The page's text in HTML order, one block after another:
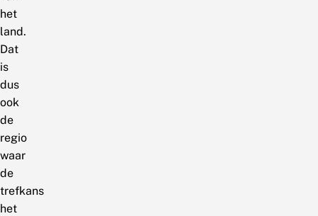
het
land.
Dat
is
dus
ook
de
regio
waar
de
trefkans
het